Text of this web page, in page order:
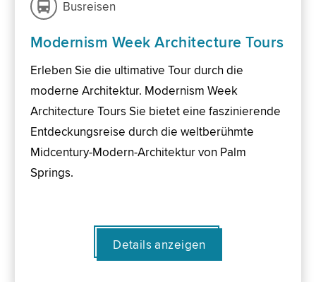
Busreisen
Modernism Week Architecture Tours
Erleben Sie die ultimative Tour durch die
moderne Architektur. Modernism Week
Architecture Tours Sie bietet eine faszinierende
Entdeckungsreise durch die weltberühmte
Midcentury-Modern-Architektur von Palm
Springs.
Details anzeigen